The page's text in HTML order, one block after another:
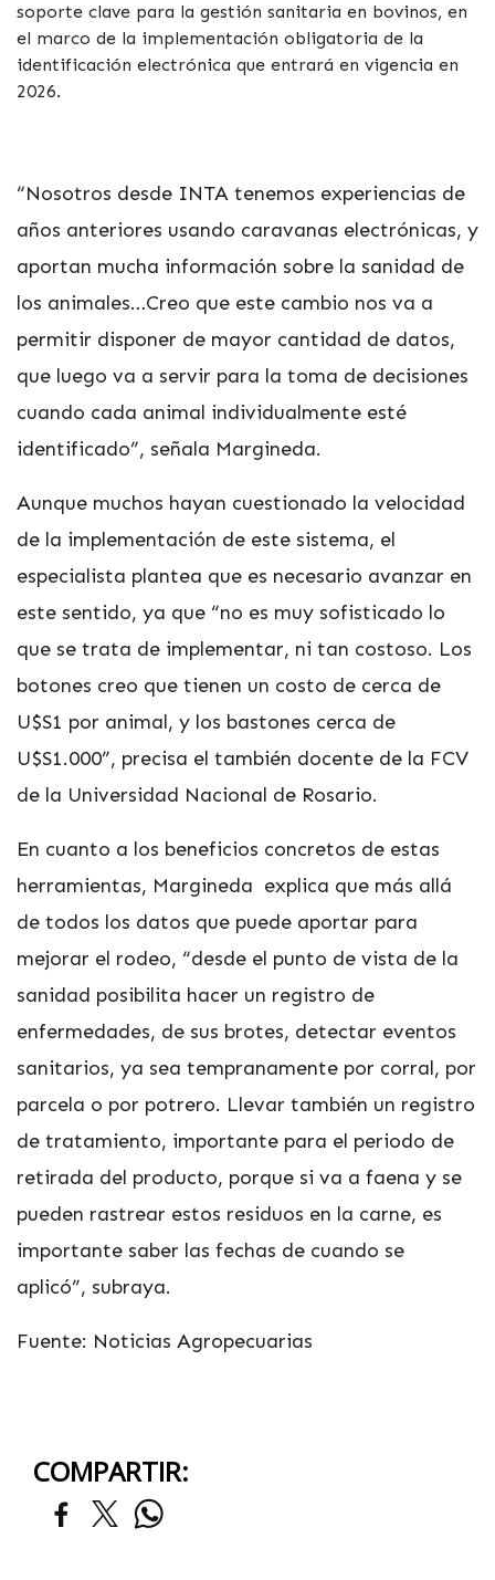
soporte clave para la gestión sanitaria en bovinos, en
el marco de la implementación obligatoria de la
identificación electrónica que entrará en vigencia en
2026.
“Nosotros desde INTA tenemos experiencias de
años anteriores usando caravanas electrónicas, y
aportan mucha información sobre la sanidad de
los animales…Creo que este cambio nos va a
permitir disponer de mayor cantidad de datos,
que luego va a servir para la toma de decisiones
cuando cada animal individualmente esté
identificado”, señala Margineda.
Aunque muchos hayan cuestionado la velocidad
de la implementación de este sistema, el
especialista plantea que es necesario avanzar en
este sentido, ya que “no es muy sofisticado lo
que se trata de implementar, ni tan costoso. Los
botones creo que tienen un costo de cerca de
U$S1 por animal, y los bastones cerca de
U$S1.000”, precisa el también docente de la FCV
de la Universidad Nacional de Rosario.
En cuanto a los beneficios concretos de estas
herramientas, Margineda explica que más allá
de todos los datos que puede aportar para
mejorar el rodeo, “desde el punto de vista de la
sanidad posibilita hacer un registro de
enfermedades, de sus brotes, detectar eventos
sanitarios, ya sea tempranamente por corral, por
parcela o por potrero. Llevar también un registro
de tratamiento, importante para el periodo de
retirada del producto, porque si va a faena y se
pueden rastrear estos residuos en la carne, es
importante saber las fechas de cuando se
aplicó”, subraya.
Fuente: Noticias Agropecuarias
COMPARTIR: